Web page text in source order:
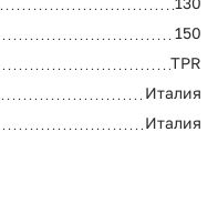
150
TPR
Италия
Италия